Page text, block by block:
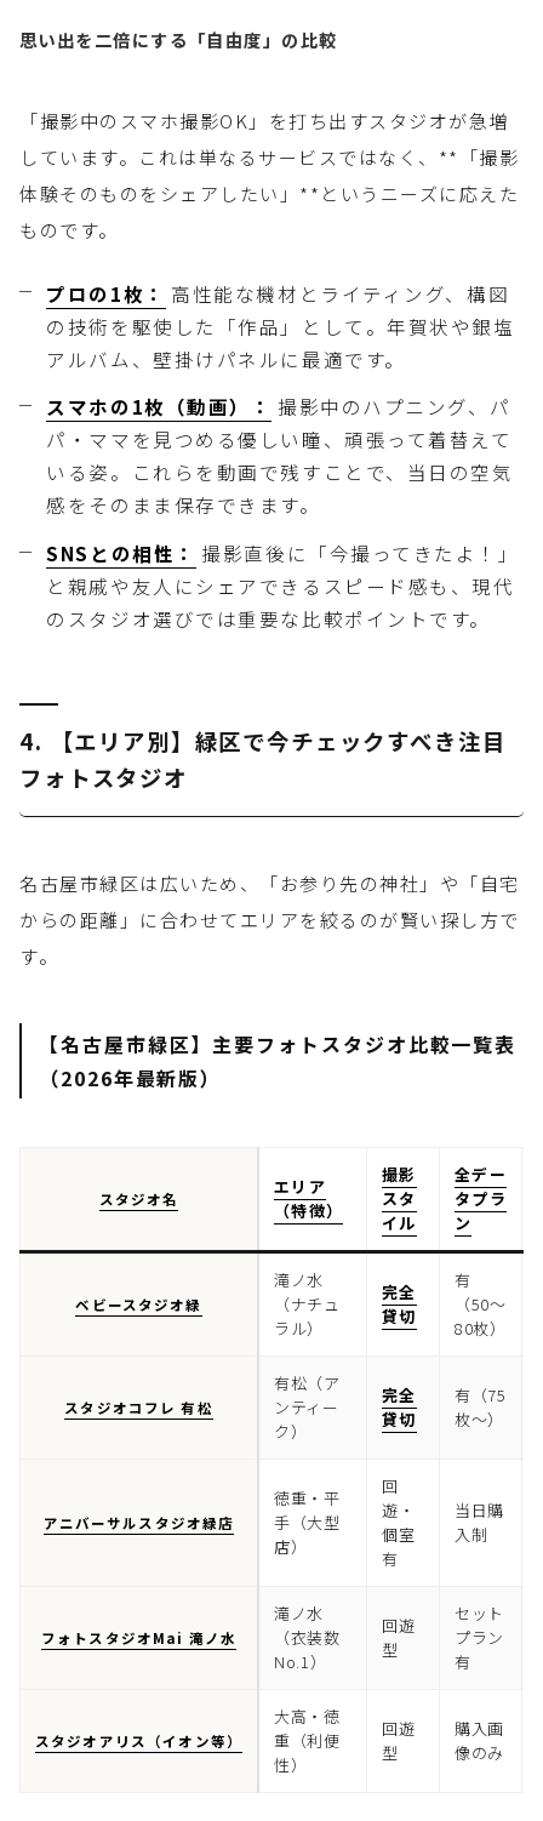
思い出を二倍にする「自由度」の比較
「撮影中のスマホ撮影OK」を打ち出すスタジオが急増
しています。これは単なるサービスではなく、**「撮影
体験そのものをシェアしたい」**というニーズに応えた
ものです。
プロの1枚：
高性能な機材とライティング、構図
の技術を駆使した「作品」として。年賀状や銀塩
アルバム、壁掛けパネルに最適です。
スマホの1枚（動画）： 撮影中のハプニング、パ
パ・ママを見つめる優しい瞳、頑張って着替えて
いる姿。これらを動画で残すことで、当日の空気
感をそのまま保存できます。
SNSとの相性： 撮影直後に「今撮ってきたよ！」
と親戚や友人にシェアできるスピード感も、現代
のスタジオ選びでは重要な比較ポイントです。
4. 【エリア別】緑区で今チェックすべき注目
フォトスタジオ
名古屋市緑区は広いため、「お参り先の神社」や「自宅
からの距離」に合わせてエリアを絞るのが賢い探し方で
す。
【名古屋市緑区】主要フォトスタジオ比較一覧表
（2026年最新版）
スタジオ名
エリア
（特徴）
撮影
スタ
イル
全デー
タプラ
ン
ベビースタジオ緑
滝ノ水
（ナチュ
ラル）
完全
貸切
有
（50〜
80枚）
スタジオコフレ 有松
有松（ア
ンティー
ク）
完全
貸切
有（75
枚〜）
アニバーサルスタジオ緑店
徳重・平
手（大型
店）
回
遊・
個室
有
当日購
入制
フォトスタジオMai 滝ノ水
滝ノ水
（衣装数
No.1）
回遊
型
セット
プラン
有
スタジオアリス（イオン等）
大高・徳
重（利便
性）
回遊
型
購入画
像のみ